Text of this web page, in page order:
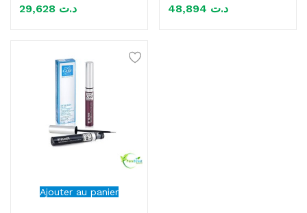
د.ت د.ت
Ajouter au panier